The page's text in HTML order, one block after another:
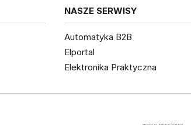
NASZE SERWISY
Automatyka B2B
Elportal
Elektronika Praktyczna